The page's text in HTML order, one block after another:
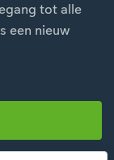
tot alle
een nieuw